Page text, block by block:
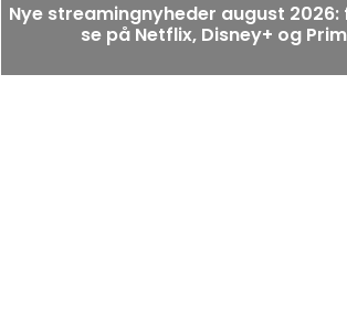
Nye streamingnyheder august
se på Netflix, Disney+ og